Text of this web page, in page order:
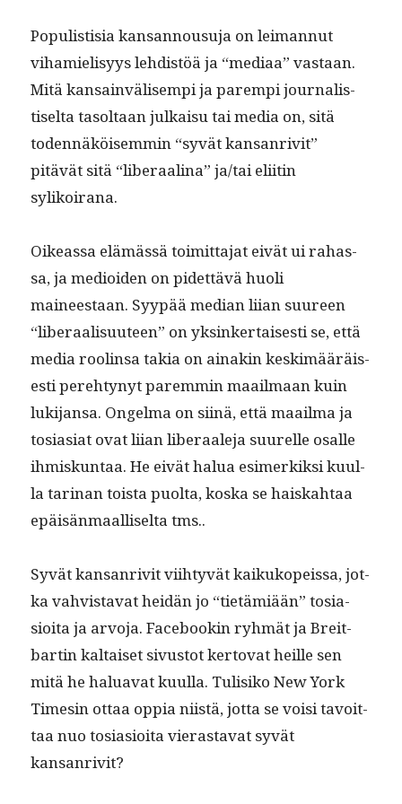
Pop­ulis­tisia kansan­nousu­ja on leiman­nut
vihamielisyys lehdis­töä ja “medi­aa” vas­taan.
Mitä kan­sain­välisem­pi ja parem­pi jour­nal­is­
tiselta tasoltaan julka­isu tai media on, sitä
toden­näköisem­min “syvät kansan­riv­it”
pitävät sitä “lib­er­aali­na” ja/tai eli­itin
sylikoirana.
Oike­as­sa elämässä toimit­ta­jat eivät ui rahas­
sa, ja medioiden on pidet­tävä huoli
maineestaan. Syypää medi­an liian suureen
“lib­er­aal­isu­u­teen” on yksinker­tais­es­ti se, että
media roolin­sa takia on ainakin keskimääräis­
es­ti pere­htynyt parem­min maail­maan kuin
luk­i­jansa. Ongel­ma on siinä, että maail­ma ja
tosi­asi­at ovat liian lib­er­aale­ja suurelle osalle
ihmiskun­taa. He eivät halua esimerkik­si kuul­
la tari­nan toista puol­ta, kos­ka se haiskah­taa
epäisän­maal­liselta tms..
Syvät kansan­riv­it viihtyvät kaikukopeis­sa, jot­
ka vahvis­ta­vat hei­dän jo “tietämiään” tosi­a­
sioi­ta ja arvo­ja. Face­bookin ryh­mät ja Bre­it­
bartin kaltaiset sivus­tot ker­to­vat heille sen
mitä he halu­a­vat kuul­la. Tulisiko New York
Timesin ottaa oppia niistä, jot­ta se voisi tavoit­
taa nuo tosi­a­sioi­ta vieras­ta­vat syvät
kansanrivit?